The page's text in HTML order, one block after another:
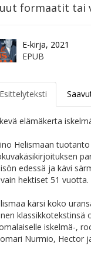
formaatit tai
E-kirja, 2021
EPUB
Esittelyteksti
elämäkerta
Helismaan
edessä ja kävi
hektiset 51 vuotta.
kärsi koko
klassikkotekstinsä
iskelmä-,
Nurmio, Hector